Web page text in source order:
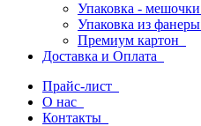
Упаковка - мешочки
Упаковка из фанеры
Премиум картон
Доставка и Оплата
Прайс-лист
О нас
Контакты